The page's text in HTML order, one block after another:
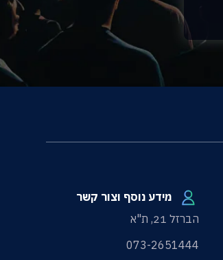
מידע נוסף וצור קשר
הברזל 21, ת"א
073-2651444